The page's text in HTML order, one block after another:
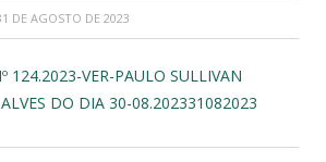
DE AGOSTO DE 2023
124.2023-VER-PAULO SULLIVAN
DO DIA 30-08.202331082023